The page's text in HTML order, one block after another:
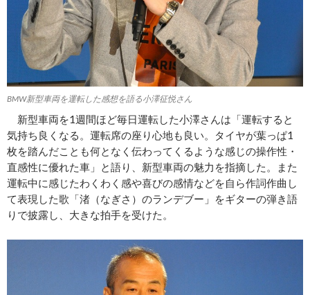
BMW新型車両を運転した感想を語る小澤征悦さん
新型車両を1週間ほど毎日運転した小澤さんは「運転すると
気持ち良くなる。運転席の座り心地も良い。タイヤが葉っぱ1
枚を踏んだことも何となく伝わってくるような感じの操作性・
直感性に優れた車」と語り、新型車両の魅力を指摘した。また
運転中に感じたわくわく感や喜びの感情などを自ら作詞作曲し
て表現した歌「渚（なぎさ）のランデブー」をギターの弾き語
りで披露し、大きな拍手を受けた。